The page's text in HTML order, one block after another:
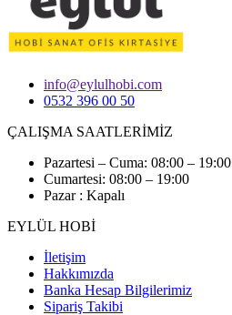
info@eylulhobi.com
0532 396 00 50
ÇALIŞMA SAATLERİMİZ
Pazartesi – Cuma: 08:00 – 19:00
Cumartesi: 08:00 – 19:00
Pazar : Kapalı
EYLÜL HOBİ
İletişim
Hakkımızda
Banka Hesap Bilgilerimiz
Sipariş Takibi